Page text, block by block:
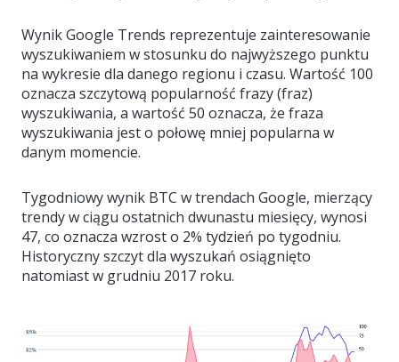
Wynik Google Trends reprezentuje zainteresowanie
wyszukiwaniem w stosunku do najwyższego punktu
na wykresie dla danego regionu i czasu. Wartość 100
oznacza szczytową popularność frazy (fraz)
wyszukiwania, a wartość 50 oznacza, że fraza
wyszukiwania jest o połowę mniej popularna w
danym momencie.
Tygodniowy wynik BTC w trendach Google, mierzący
trendy w ciągu ostatnich dwunastu miesięcy, wynosi
47, co oznacza wzrost o 2% tydzień po tygodniu.
Historyczny szczyt dla wyszukań osiągnięto
natomiast w grudniu 2017 roku.